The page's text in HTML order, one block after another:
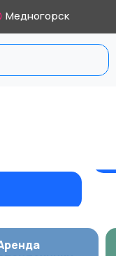
Медногорск